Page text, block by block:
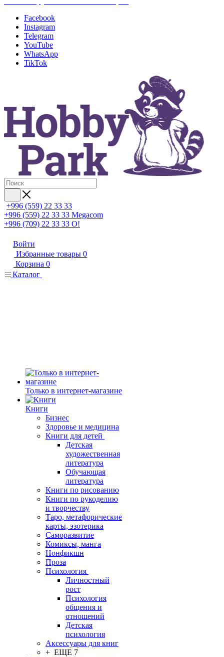
Facebook
Instagram
Telegram
YouTube
WhatsApp
TikTok
+996 (559) 22 33 33
+996 (559) 22 33 33 Megacom
+996 (709) 22 33 33 O!
Войти
Избранные товары 0
Корзина 0
Каталог
Только в интернет-магазине
Книги
Бизнес
Здоровье и медицина
Книги для детей
Детская
художественная
литература
Обучающая
литература
Книги по рисованию
Книги по рукоделию
и творчеству
Таро, метафорические
карты, эзотерика
Саморазвитие
Комиксы, манга
Нонфикшн
Проза
Психология
Личностный
рост
Психология
общения и
отношений
Детская
психология
Аксессуары для книг
+ ЕЩЕ 7